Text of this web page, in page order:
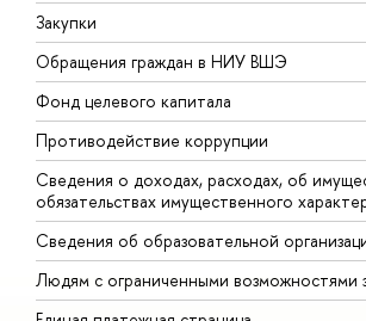
Закупки
Обращения граждан в НИУ ВШЭ
Фонд целевого капитала
Противодействие коррупции
Сведения о доходах, расходах, об
обязательствах имущественного
Сведения об образовательной
Людям с ограниченными возможностями